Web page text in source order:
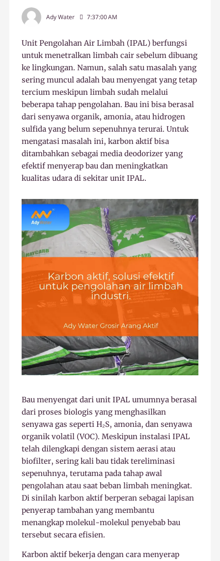
Ady Water 7:37:00 AM
Unit Pengolahan Air Limbah (IPAL) berfungsi
untuk menetralkan limbah cair sebelum dibuang
ke lingkungan. Namun, salah satu masalah yang
sering muncul adalah bau menyengat yang tetap
tercium meskipun limbah sudah melalui
beberapa tahap pengolahan. Bau ini bisa berasal
dari senyawa organik, amonia, atau hidrogen
sulfida yang belum sepenuhnya terurai. Untuk
mengatasi masalah ini, karbon aktif bisa
ditambahkan sebagai media deodorizer yang
efektif menyerap bau dan meningkatkan
kualitas udara di sekitar unit IPAL.
Bau menyengat dari unit IPAL umumnya berasal
dari proses biologis yang menghasilkan
senyawa gas seperti H₂S, amonia, dan senyawa
organik volatil (VOC). Meskipun instalasi IPAL
telah dilengkapi dengan sistem aerasi atau
biofilter, sering kali bau tidak tereliminasi
sepenuhnya, terutama pada tahap awal
pengolahan atau saat beban limbah meningkat.
Di sinilah karbon aktif berperan sebagai lapisan
penyerap tambahan yang membantu
menangkap molekul-molekul penyebab bau
tersebut secara efisien.
Karbon aktif bekerja dengan cara menyerap